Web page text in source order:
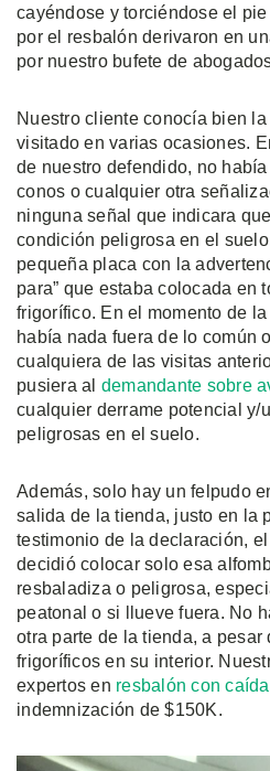
cayéndose y torciéndose el
por el resbalón derivaron en
por nuestro bufete de
Nuestro cliente conocía bien
visitado en varias ocasiones.
de nuestro defendido, no
conos o cualquier otra
ninguna señal que indicara
condición peligrosa en el
pequeña placa con la
para” que estaba colocada en
frigorífico. En el momento de
había nada fuera de lo común
cualquiera de las visitas
pusiera al demandante sobre
cualquier derrame potencial y/
peligrosas en el suelo.
Además, solo hay un felpudo
salida de la tienda, justo en la
testimonio de la declaración,
decidió colocar solo esa
resbaladiza o peligrosa,
peatonal o si llueve fuera. No
otra parte de la tienda, a pesar
frigoríficos en su interior.
expertos en resbalón con caída
indemnización de $150K.